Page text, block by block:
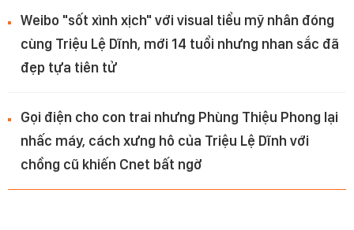
Weibo "sốt xình xịch" với visual tiểu mỹ nhân đóng
cùng Triệu Lệ Dĩnh, mới 14 tuổi nhưng nhan sắc đã
đẹp tựa tiên tử
Gọi điện cho con trai nhưng Phùng Thiệu Phong lại
nhấc máy, cách xưng hô của Triệu Lệ Dĩnh với
chồng cũ khiến Cnet bất ngờ